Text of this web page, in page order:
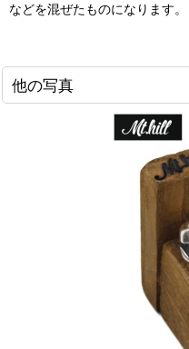
などを混ぜたものになります。
他の写真